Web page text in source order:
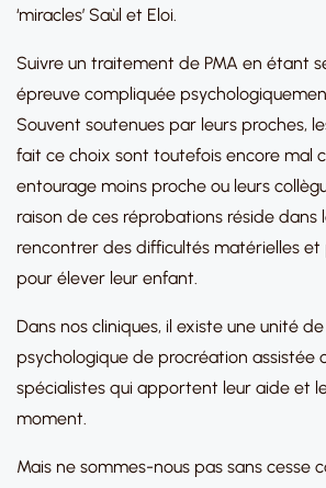
‘miracles’ Saùl et Eloi.
Suivre un traitement de PMA en étant
épreuve compliquée
Souvent soutenues par leurs proches,
fait ce choix sont toutefois encore mal
entourage moins proche ou leurs
raison de ces réprobations réside dans
rencontrer des difficultés matérielles et
pour élever leur enfant.
Dans nos cliniques, il existe une unité
psychologique de procréation assistée
spécialistes qui apportent leur aide et
moment.
Mais ne sommes-nous pas sans cesse